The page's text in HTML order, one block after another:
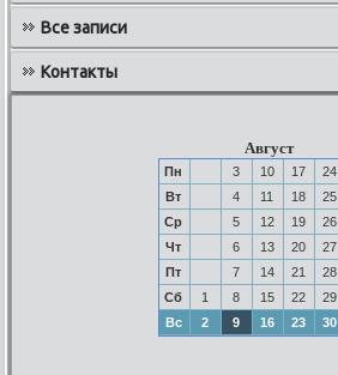
Все записи
Контакты
Август
Пн 3 10 17 24
Вт
4 11 18
25
Ср
5 12 19
26
Чт
6 13 20
27
Пт
7 14 21
28
Сб
1 8 15 22
29
Вс
2 9 16 23 30